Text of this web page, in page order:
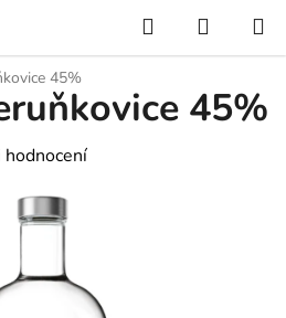
Hledat
KOŠÍK
45%
45%